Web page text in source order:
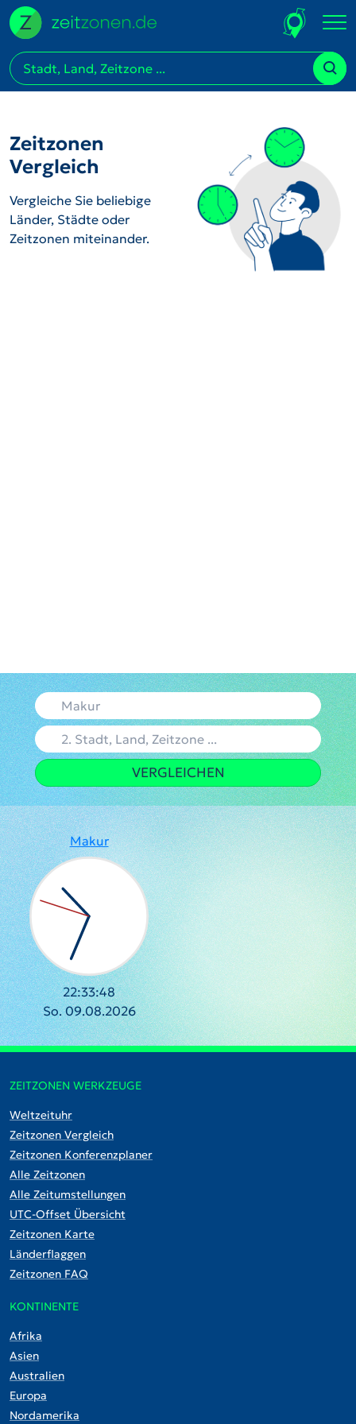
Zeitzonen
Vergleich
Vergleiche Sie beliebige
Länder, Städte oder
Zeitzonen miteinander.
VERGLEICHEN
Makur
22:33:48
So. 09.08.2026
ZEITZONEN WERKZEUGE
Weltzeituhr
Zeitzonen Vergleich
Zeitzonen Konferenzplaner
Alle Zeitzonen
Alle Zeitumstellungen
UTC-Offset Übersicht
Zeitzonen Karte
Länderflaggen
Zeitzonen FAQ
KONTINENTE
Afrika
Asien
Australien
Europa
Nordamerika